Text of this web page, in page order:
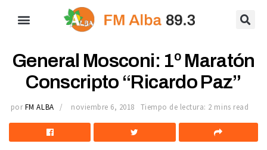
General Mosconi: 1º Maratón
Conscripto “Ricardo Paz”
por FM ALBA noviembre 6, 2018 Tiempo de lectura: 2 mins read